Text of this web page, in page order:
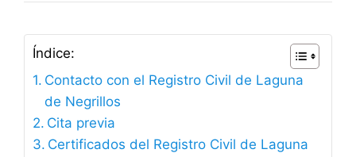
Índice:
Contacto con el Registro Civil de Laguna
de Negrillos
Cita previa
Certificados del Registro Civil de Laguna